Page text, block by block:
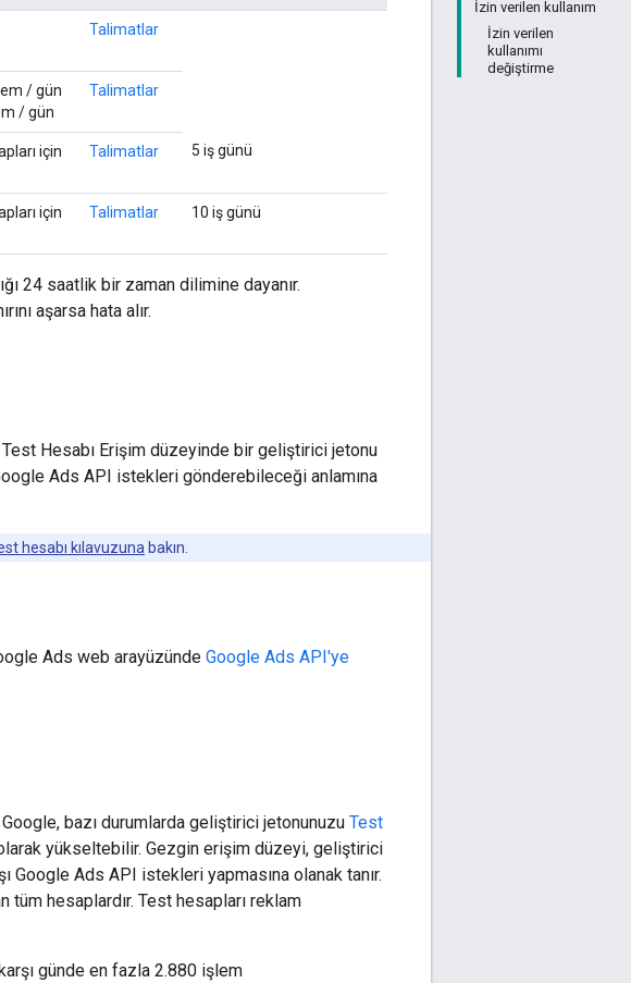
İzin verilen kullanım
İzin verilen
kullanımı
değiştirme
Talimatlar
/ gün
/ gün
Talimatlar
için
Talimatlar 5 iş günü
için
Talimatlar 10 iş günü
24 saatlik bir zaman dilimine dayanır.
aşarsa hata alır.
Hesabı Erişim düzeyinde bir geliştirici jetonu
Ads API istekleri gönderebileceği anlamına
hesabı kılavuzuna bakın.
Ads web arayüzünde Google Ads API'ye
bazı durumlarda geliştirici jetonunuzu Test
yükseltebilir. Gezgin erişim düzeyi, geliştirici
Google Ads API istekleri yapmasına olanak tanır.
tüm hesaplardır. Test hesapları reklam
günde en fazla 2.880 işlem